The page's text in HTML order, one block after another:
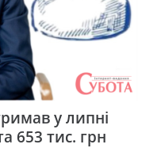
у липні
653 тис. грн